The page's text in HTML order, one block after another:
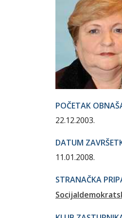
POČETAK
22.12.2003.
DATUM
11.01.2008.
STRANAČKA